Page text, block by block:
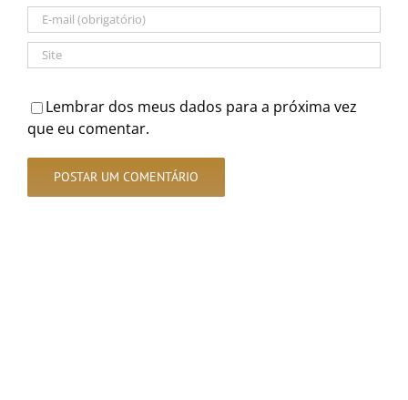
Lembrar dos meus dados para a próxima vez
que eu comentar.